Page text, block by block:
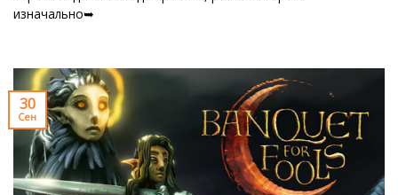
изначально➥
30
Сен